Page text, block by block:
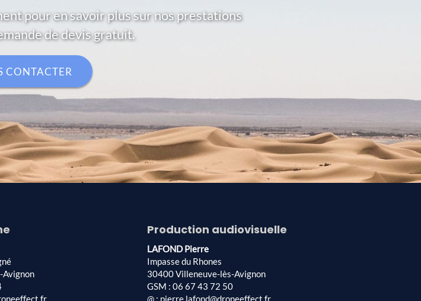
pour en savoir plus sur nos prestations
de devis gratuit.
CONTACTER
Production audiovisuelle
LAFOND Pierre
Impasse du Rhones
30400 Villeneuve-lès-Avignon
GSM : 06 67 43 72 50
@ : pierre.lafond@droneeffect.fr